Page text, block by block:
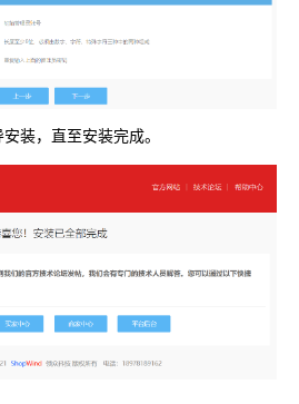
装，直至安装完成。